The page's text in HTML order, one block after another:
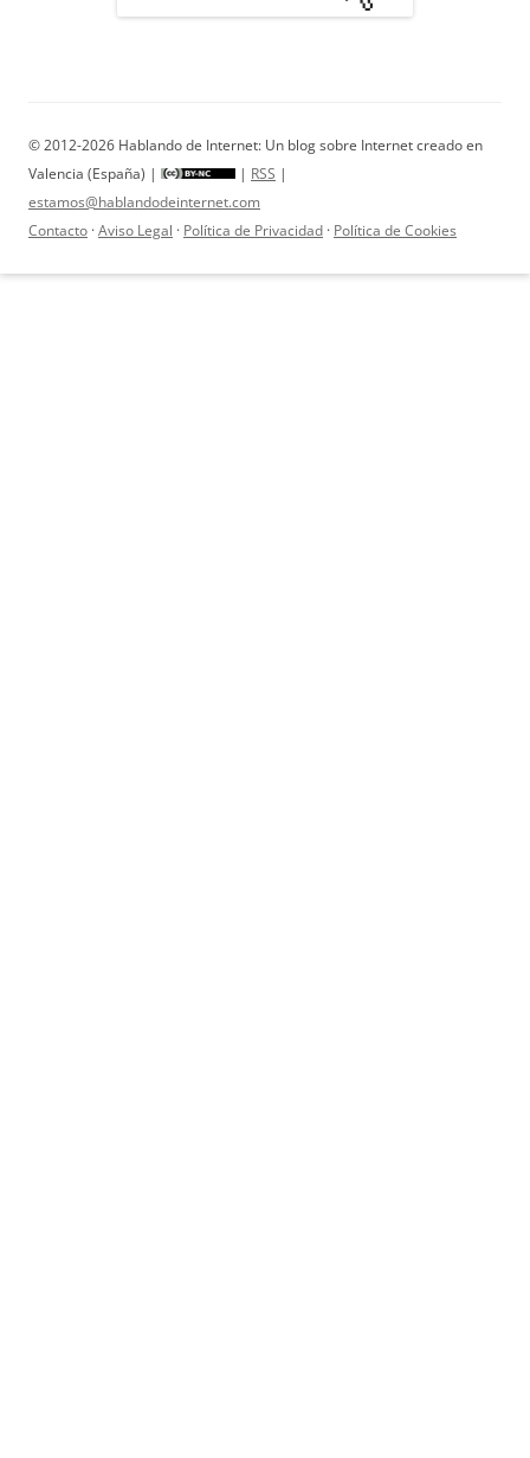
© 2012-2026 Hablando de Internet: Un blog sobre Internet creado en
Valencia (España) |
| RSS |
estamos@hablandodeinternet.com
Contacto ·Aviso Legal · Política de Privacidad · Política de Cookies